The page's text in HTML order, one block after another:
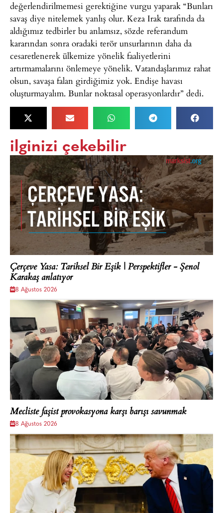
değerlendirilmemesi gerektiğine vurgu yaparak “Bunları
savaş diye nitelemek yanlış olur. Keza Irak tarafında da
aldığımız tedbirler bu anlamsız, sözde referandum
kararından sonra oradaki terör unsurlarının daha da
cesaretlenerek ülkemize yönelik faaliyetlerini
artırmamalarını önlemeye yönelik. Vatandaşlarımız rahat
olsun, savaşa falan girdiğimiz yok. Endişe havası
oluşturmayalım. Bunlar noktasal operasyonlardır” dedi.
ilginizi çekebilir
Çerçeve Yasa: Tarihsel Bir Eşik | Perspektifler - Şenol
Karakaş anlatıyor
8 Ağustos 2026
Mecliste faşist provokasyona karşı barışı savunmak
8 Ağustos 2026